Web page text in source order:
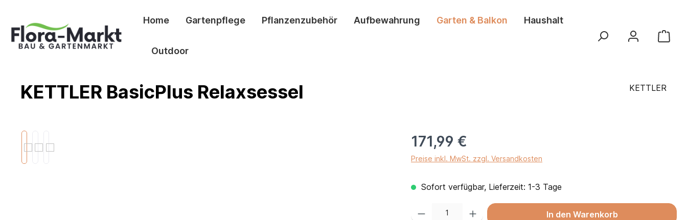
Home Gartenpflege Pflanzenzubehör Aufbewahrung Garten & Balkon Haushalt
Outdoor
KETTLER BasicPlus Relaxsessel KETTLER
171,99 €
Preise inkl. MwSt. zzgl. Versandkosten
Sofort verfügbar, Lieferzeit: 1-3 Tage
Produkt Anzahl: Gib den gewünschten Wert ein oder benutze die Schaltflächen um die
In den Warenkorb